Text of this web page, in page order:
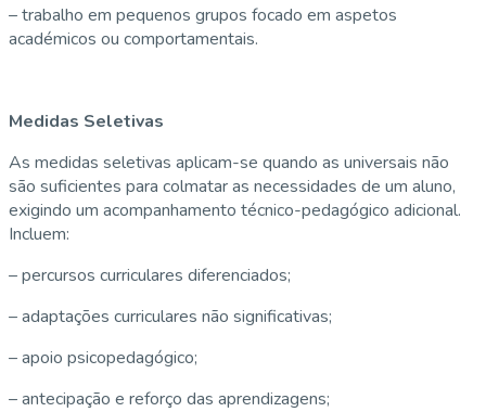
– trabalho em pequenos grupos focado em aspetos
académicos ou comportamentais.
Medidas Seletivas
As medidas seletivas aplicam-se quando as universais não
são suficientes para colmatar as necessidades de um aluno,
exigindo um acompanhamento técnico-pedagógico adicional.
Incluem:
– percursos curriculares diferenciados;
– adaptações curriculares não significativas;
– apoio psicopedagógico;
– antecipação e reforço das aprendizagens;